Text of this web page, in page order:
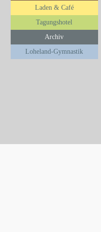
Laden & Café
Tagungshotel
Archiv
Loheland-Gymnastik